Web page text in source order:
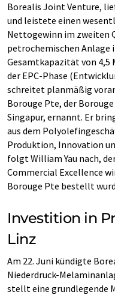
Borealis Joint Venture,
und leistete einen
Nettogewinn im zweiten
petrochemischen Anlage
Gesamtkapazität von 4,5
der EPC-Phase
schreitet planmäßig
Borouge Pte, der
Singapur, ernannt. Er
aus dem
Produktion, Innovation
folgt William Yau nach,
Commercial Excellence
Borouge Pte bestellt
Investition in
Linz
Am 22. Juni kündigte
Niederdruck-
stellt eine grundlegende